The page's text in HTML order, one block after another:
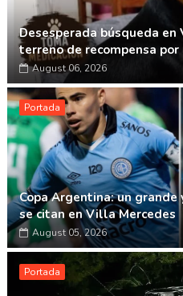
Desesperada búsqueda en
terreno de recompensa
August 06, 2026
Portada
Copa Argentina: un
se citan en Villa Mercedes
August 05, 2026
Portada